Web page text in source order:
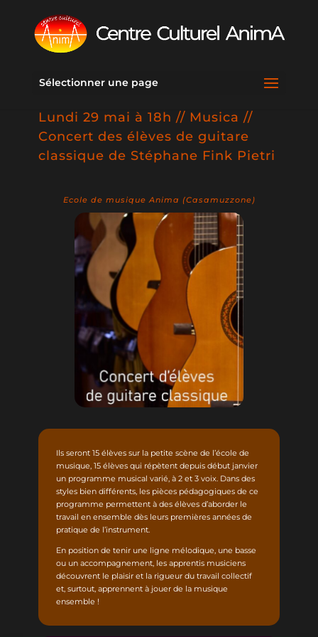
Sélectionner une page
Lundi 29 mai à 18h // Musica //
Concert des élèves de guitare
classique de Stéphane Fink Pietri
Ecole de musique Anima (Casamuzzone)
Ils seront 15 élèves sur la petite scène de l’école de
musique, 15 élèves qui répètent depuis début janvier
un programme musical varié, à 2 et 3 voix. Dans des
styles bien différents, les pièces pédagogiques de ce
programme permettent à des élèves d’aborder le
travail en ensemble dès leurs premières années de
pratique de l’instrument.
En position de tenir une ligne mélodique, une basse
ou un accompagnement, les apprentis musiciens
découvrent le plaisir et la rigueur du travail collectif
et, surtout, apprennent à jouer de la musique
ensemble !